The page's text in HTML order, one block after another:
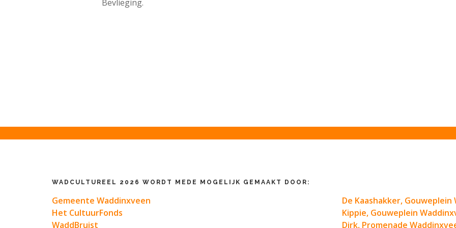
Bevlieging.
WADCULTUREEL 2026 WORDT MEDE MOGELIJK GEMAAKT DOOR:
Gemeente Waddinxveen
Het CultuurFonds
WaddBruist
De Kaashakker, Gouweplein
Kippie, Gouweplein
Dirk, Promenade